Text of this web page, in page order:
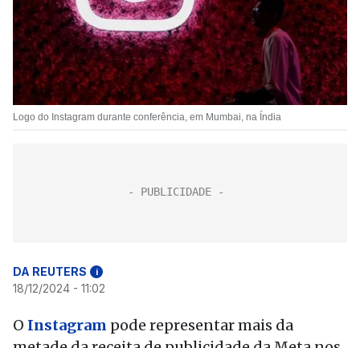
Logo do Instagram durante conferência, em Mumbai, na Índia
DA REUTERS i
18/12/2024 - 11:02
O Instagram pode representar mais da